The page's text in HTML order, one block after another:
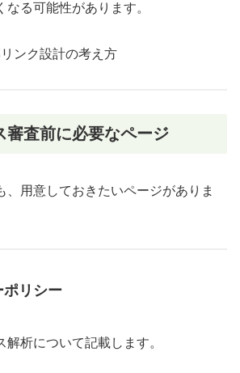
る可能性があります。
ンク設計の考え方
審査前に必要なページ
、用意しておきたいページがありま
ポリシー
解析について記載します。